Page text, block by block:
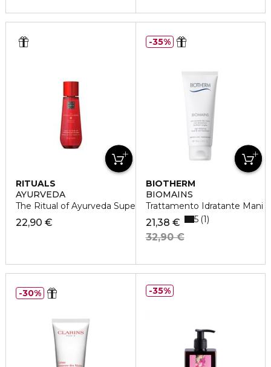
RITUALS
AYURVEDA
The Ritual of Ayurveda Super Dry Body Oil
22,90 €
BIOTHERM
BIOMAINS
Trattamento Idratante Mani
21,38 €
32,90 €
5 1
35%
30% 35%